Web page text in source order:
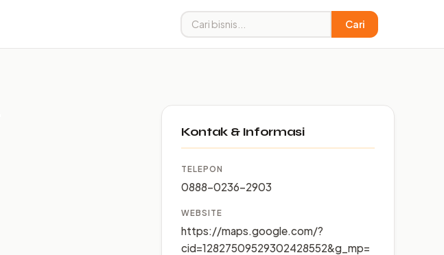
Cari
Kontak & Informasi
TELEPON
0888-0236-2903
WEBSITE
https://maps.google.com/?
cid=12827509529302428552&g_mp=